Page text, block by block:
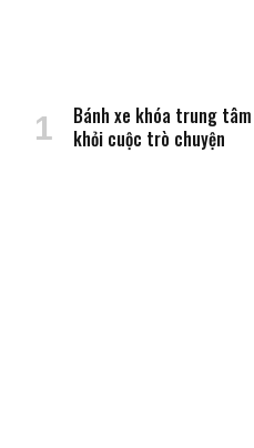
Bánh xe khóa trung
khỏi cuộc trò chuyện